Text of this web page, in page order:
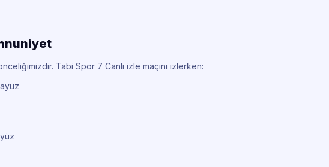
Tabi Spor 7 Canlı izle maçını izlerken: